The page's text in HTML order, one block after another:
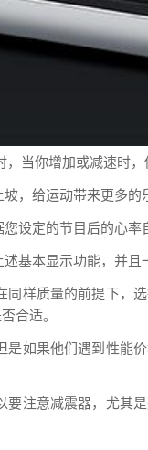
当你增加或减速时，
，给运动带来更多的
设定的节目后的心率
基本显示功能，并且
样质量的前提下，
合适。
如果他们遇到性能
注意减震器，尤其